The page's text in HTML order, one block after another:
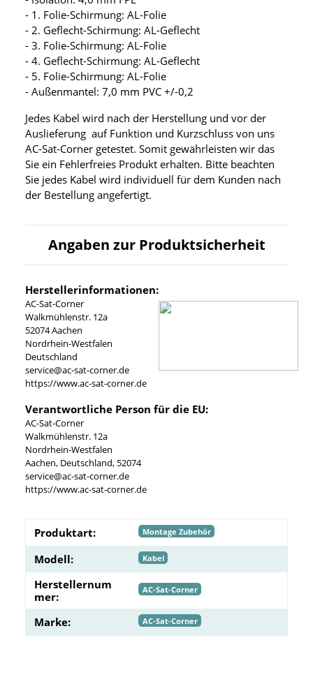
- 1. Folie-Schirmung: AL-Folie
- 2. Geflecht-Schirmung: AL-Geflecht
- 3. Folie-Schirmung: AL-Folie
- 4. Geflecht-Schirmung: AL-Geflecht
- 5. Folie-Schirmung: AL-Folie
- Außenmantel: 7,0 mm PVC +/-0,2
Jedes Kabel wird nach der Herstellung und vor der
Auslieferung auf Funktion und Kurzschluss von uns
AC-Sat-Corner getestet. Somit gewährleisten wir das
Sie ein Fehlerfreies Produkt erhalten. Bitte beachten
Sie jedes Kabel wird individuell für dem Kunden nach
der Bestellung angefertigt.
Angaben zur Produktsicherheit
Herstellerinformationen:
AC-Sat-Corner
Walkmühlenstr. 12a
52074 Aachen
Nordrhein-Westfalen
Deutschland
service@ac-sat-corner.de
https://www.ac-sat-corner.de
Verantwortliche Person für die EU:
AC-Sat-Corner
Walkmühlenstr. 12a
Nordrhein-Westfalen
Aachen, Deutschland, 52074
service@ac-sat-corner.de
https://www.ac-sat-corner.de
Produktart: Montage Zubehör
Modell: Kabel
Herstellernum
mer:
AC-Sat-Corner
Marke: AC-Sat-Corner